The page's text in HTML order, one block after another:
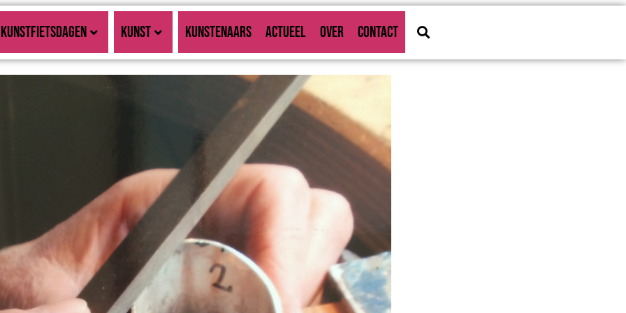
KUNSTFIETSDAGEN KUNST KUNSTENAARS ACTUEEL OVER CONTACT